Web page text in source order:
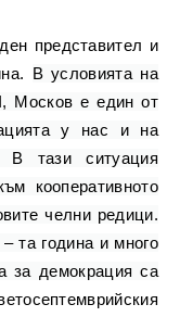
представител и
В условията на
Москов е един от
у нас и на
В тази ситуация
кооперативното
челни редици.
та година и много
за демокрация са